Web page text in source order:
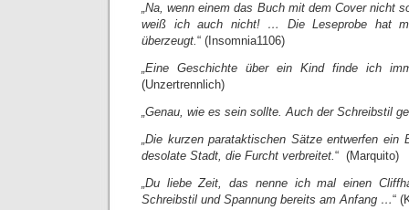
„Na, wenn einem das Buch mit dem Cover nicht
weiß ich auch nicht! … Die Leseprobe hat
überzeugt.“ (Insomnia1106)
„Eine Geschichte über ein Kind finde ich
(Unzertrennlich)
„Genau, wie es sein sollte. Auch der Schreibstil
„Die kurzen parataktischen Sätze entwerfen ein
desolate Stadt, die Furcht verbreitet.“ (Marquito)
„Du liebe Zeit, das nenne ich mal einen
Schreibstil und Spannung bereits am Anfang …“